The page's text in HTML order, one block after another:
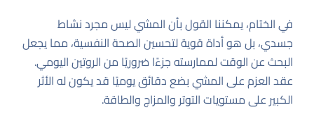
في الختام، يمكننا القول بأن المشي ليس مجرد نشاط
جسدي، بل هو أداة قوية لتحسين الصحة النفسية، مما يجعل
البحث عن الوقت لممارسته جزءًا ضروريًا من الروتين اليومي.
عقد العزم على المشي بضع دقائق يوميًا قد يكون له الأثر
الكبير على مستويات التوتر والمزاج والطاقة.